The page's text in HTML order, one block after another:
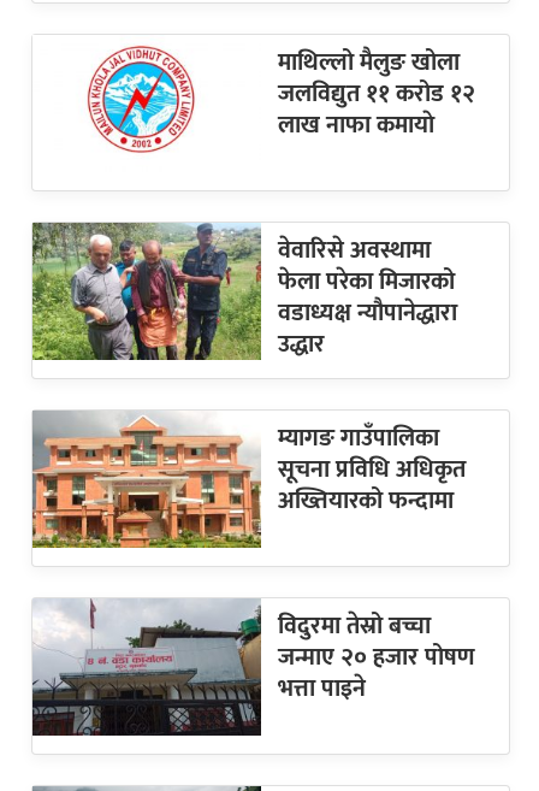
माथिल्लो मैलुङ खोला
जलविद्युत ११ करोड १२
लाख नाफा कमायाे
वेवारिसे अवस्थामा
फेला परेका मिजारको
वडाध्यक्ष न्यौपानेद्धारा
उद्धार
म्यागङ गाउँपालिका
सूचना प्रविधि अधिकृत
अख्तियारको फन्दामा
विदुरमा तेस्रो बच्चा
जन्माए २० हजार पोषण
भत्ता पाइने